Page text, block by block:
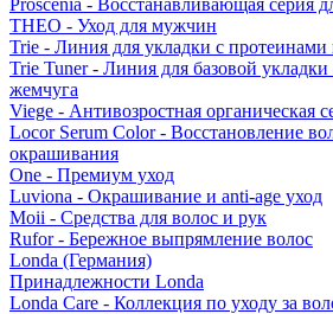
Proscenia - Восстанавливающая серия
THEO - Уход для мужчин
Trie - Линия для укладки с
Trie Tuner - Линия для базовой
жемчуга
Viege - Антивозростная органическая
Locor Serum Color - Восстановление
окрашивания
One - Премиум уход
Luviona - Окрашивание и anti-age уход
Moii - Средства для волос и рук
Rufor - Бережное выпрямление волос
Londa (Германия)
Принадлежности Londa
Londa Care - Коллекция по уходу за